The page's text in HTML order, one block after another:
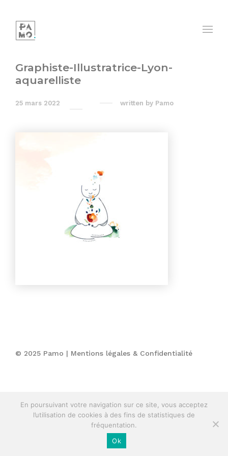
Graphiste-Illustratrice-Lyon-
aquarelliste
25 mars 2022 written by Pamo
© 2025 Pamo | Mentions légales & Confidentialité
En poursuivant votre navigation sur ce site, vous acceptez
l’utilisation de cookies à des fins de statistiques de
fréquentation.
Ok